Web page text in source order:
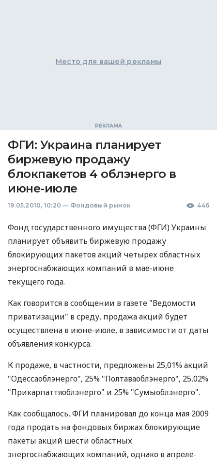
Место для вашей рекламы
ФГИ: Украина планирует
биржевую продажу
блокпакетов 4 облэнерго в
июне-июле
19.05.2010, 10:20 — Фондовый рынок 446
Фонд государственного имущества (ФГИ) Украины
планирует объявить биржевую продажу
блокирующих пакетов акций четырех областных
энергоснабжающих компаний в мае-июне
текущего года.
Как говорится в сообщении в газете "Ведомости
приватизации" в среду, продажа акций будет
осуществлена в июне-июле, в зависимости от даты
объявления конкурса.
К продаже, в частности, предложены 25,01% акций
"Одессаоблэнерго", 25% "Полтаваоблэнерго", 25,02%
"Прикарпаттяоблэнерго" и 25% "Сумыоблэнерго".
Как сообщалось, ФГИ планировал до конца мая 2009
года продать на фондовых биржах блокирующие
пакеты акций шести областных
энергоснабжающих компаний, однако в апреле-